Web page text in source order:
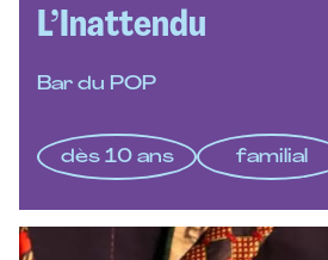
L’Inattendu
Bar du POP
dès 10 ans familial